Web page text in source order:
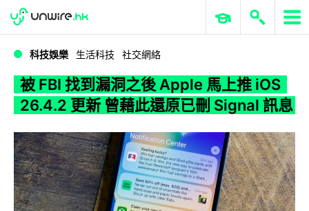
WWDC 2026 ERP 與商業 AI
科技娛樂 生活科技 社交網絡
被 FBI 找到漏洞之後 Apple 馬上推 iOS
26.4.2 更新 曾藉此還原已刪 Signal 訊息